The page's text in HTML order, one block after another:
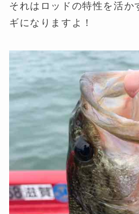
それはロッドの特性を活か
ギになりますよ！